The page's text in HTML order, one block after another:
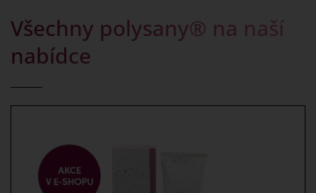
Všechny polysany® na naší
nabídce